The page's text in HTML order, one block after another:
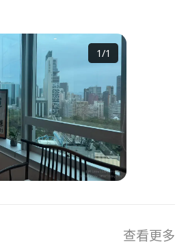
1/1
查看更多